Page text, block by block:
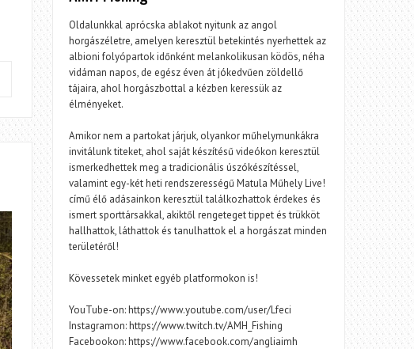
Oldalunkkal aprócska ablakot nyitunk az angol
horgászéletre, amelyen keresztül betekintés nyerhettek az
albioni folyópartok időnként melankolikusan ködös, néha
vidáman napos, de egész éven át jókedvűen zöldellő
tájaira, ahol horgászbottal a kézben keressük az
élményeket.
Amikor nem a partokat járjuk, olyankor műhelymunkákra
invitálunk titeket, ahol saját készítésű videókon keresztül
ismerkedhettek meg a tradicionális úszókészítéssel,
valamint egy-két heti rendszerességű Matula Műhely Live!
című élő adásainkon keresztül találkozhattok érdekes és
ismert sporttársakkal, akiktől rengeteget tippet és trükköt
hallhattok, láthattok és tanulhattok el a horgászat minden
területéről!
Kövessetek minket egyéb platformokon is!
YouTube-on: https://www.youtube.com/user/Lfeci
Instagramon: https://www.twitch.tv/AMH_Fishing
Facebookon: https://www.facebook.com/angliaimh